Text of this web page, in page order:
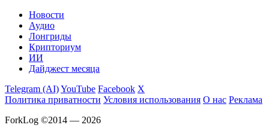
Новости
Аудио
Лонгриды
Крипториум
ИИ
Дайджест месяца
Telegram (AI)YouTube Facebook X
Политика приватности Условия использования О нас Реклама
ForkLog ©2014 — 2026